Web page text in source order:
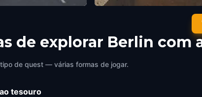
Moabit Historical Prison Park
de explorar Berlin com
de quest — várias formas de jogar.
tesouro